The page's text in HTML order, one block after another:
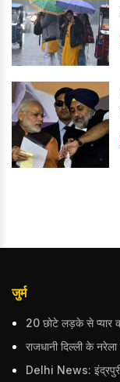
जुर्म